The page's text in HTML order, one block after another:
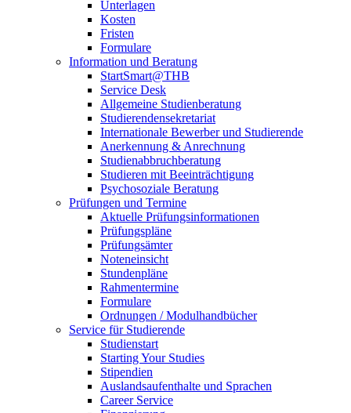
Unterlagen
Kosten
Fristen
Formulare
Information und Beratung
StartSmart@THB
Service Desk
Allgemeine Studienberatung
Studierendensekretariat
Internationale Bewerber und Studierende
Anerkennung & Anrechnung
Studienabbruchberatung
Studieren mit Beeinträchtigung
Psychosoziale Beratung
Prüfungen und Termine
Aktuelle Prüfungsinformationen
Prüfungspläne
Prüfungsämter
Noteneinsicht
Stundenpläne
Rahmentermine
Formulare
Ordnungen / Modulhandbücher
Service für Studierende
Studienstart
Starting Your Studies
Stipendien
Auslandsaufenthalte und Sprachen
Career Service